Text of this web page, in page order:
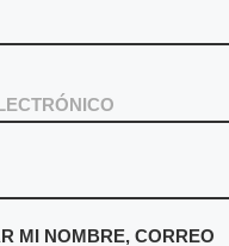
MI NOMBRE, CORREO